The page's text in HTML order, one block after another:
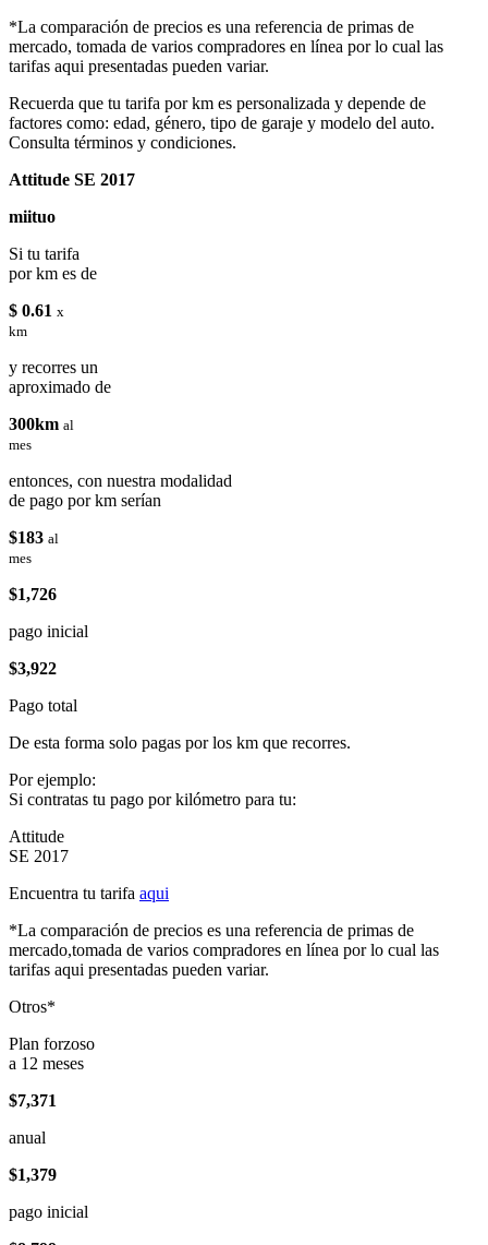
*La comparación de precios es una referencia de primas de
mercado, tomada de varios compradores en línea por lo cual las
tarifas aqui presentadas pueden variar.
Recuerda que tu tarifa por km es personalizada y depende de
factores como: edad, género, tipo de garaje y modelo del auto.
Consulta términos y condiciones.
Attitude SE 2017
miituo
Si tu tarifa
por km es de
$ 0.61 x
km
y recorres un
aproximado de
300km al
mes
entonces, con nuestra modalidad
de pago por km serían
$183 al
mes
$1,726
pago inicial
$3,922
Pago total
De esta forma solo pagas por los km que recorres.
Por ejemplo:
Si contratas tu pago por kilómetro para tu:
Attitude
SE 2017
Encuentra tu tarifa aqui
*La comparación de precios es una referencia de primas de
mercado,tomada de varios compradores en línea por lo cual las
tarifas aqui presentadas pueden variar.
Otros*
Plan forzoso
a 12 meses
$7,371
anual
$1,379
pago inicial